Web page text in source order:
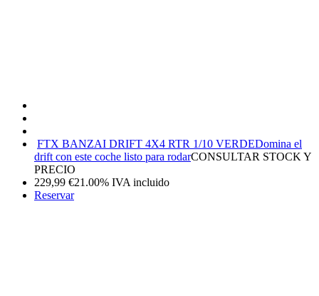
FTX BANZAI DRIFT 4X4 RTR 1/10 VERDEDomina el
drift con este coche listo para rodarCONSULTAR STOCK Y
PRECIO
229,99 €21.00% IVA incluido
Reservar